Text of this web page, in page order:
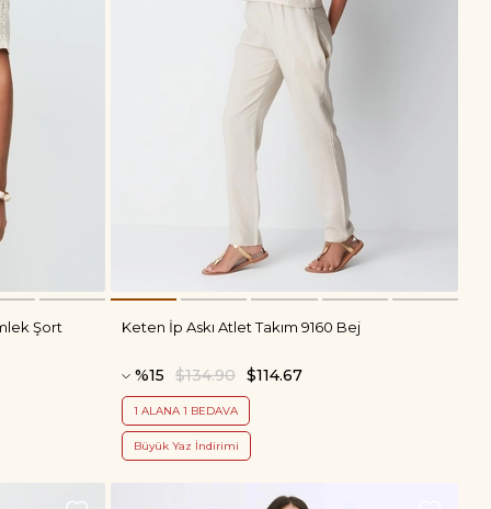
Şort
Keten İp Askı Atlet Takım 9160 Bej
%15 $114.67
$134.90
1 ALANA 1 BEDAVA
Büyük Yaz İndirimi